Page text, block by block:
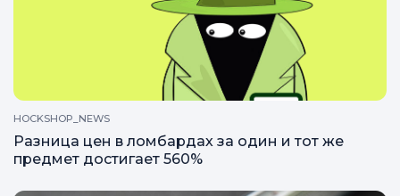
HOCKSHOP_NEWS
Разница цен в ломбардах за один и тот же
предмет достигает 560%